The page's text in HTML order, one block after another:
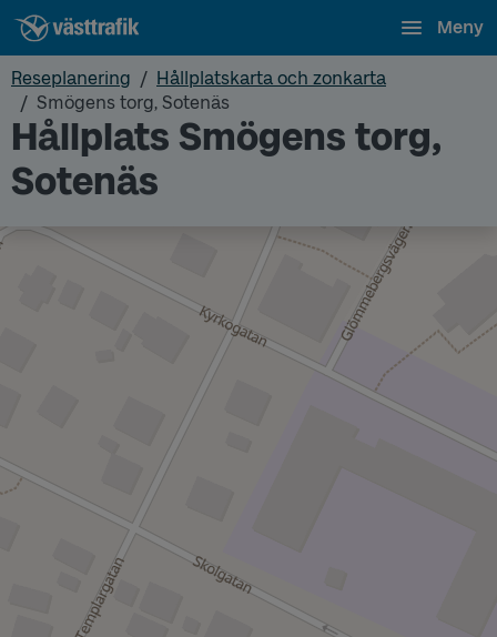
Meny
Reseplanering
Hållplatskarta och zonkarta
Smögens torg, Sotenäs
Hållplats Smögens torg,
Sotenäs